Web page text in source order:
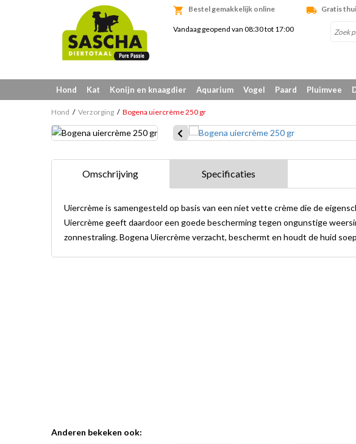
Bestel gemakkelijk online Gratis
Vandaag geopend van 08:30 tot 17:00
Hond Kat Konijn en knaagdier Aquarium Vogel Paard Pluimvee
Hond Verzorging Bogena uiercrème 250 gr
Omschrijving Specificaties
Uiercrème is samengesteld op basis van een niet vette crème die de
Uiercrème geeft daardoor een goede bescherming tegen ongunstige
zonnestraling. Bogena Uiercrème verzacht, beschermt en houdt de huid
Anderen bekeken ook: